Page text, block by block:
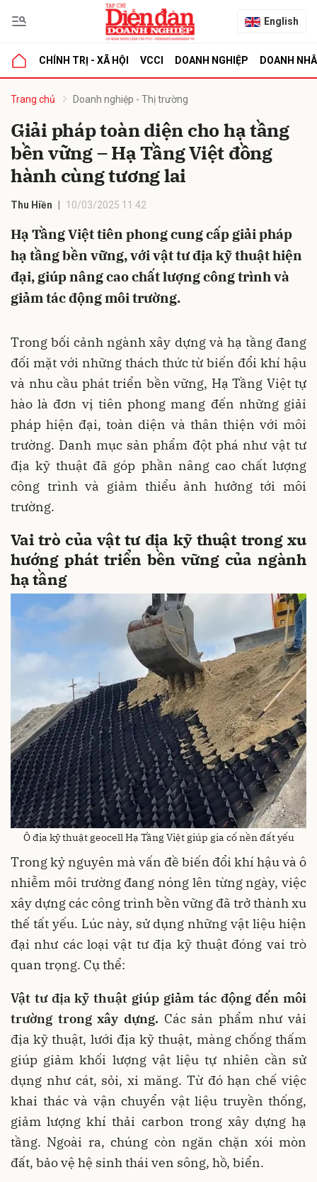
English
CHÍNH TRỊ - XÃ HỘI VCCI DOANH NGHIỆP DOANH
Trang chủ Doanh nghiệp - Thị trường
Giải pháp toàn diện cho hạ tầng
bền vững – Hạ Tầng Việt đồng
hành cùng tương lai
Thu Hiền 10/03/2025 11:42
Hạ Tầng Việt tiên phong cung cấp giải pháp
hạ tầng bền vững, với vật tư địa kỹ thuật hiện
đại, giúp nâng cao chất lượng công trình và
giảm tác động môi trường.
Trong bối cảnh ngành xây dựng và hạ tầng đang
đối mặt với những thách thức từ biến đổi khí hậu
và nhu cầu phát triển bền vững, Hạ Tầng Việt tự
hào là đơn vị tiên phong mang đến những giải
pháp hiện đại, toàn diện và thân thiện với môi
trường. Danh mục sản phẩm đột phá như vật tư
địa kỹ thuật đã góp phần nâng cao chất lượng
công trình và giảm thiểu ảnh hưởng tới môi
trường.
Vai trò của vật tư địa kỹ thuật trong xu
hướng phát triển bền vững của ngành
hạ tầng
Ô địa kỹ thuật geocell Hạ Tầng Việt giúp gia cố nền đất yếu
Trong kỷ nguyên mà vấn đề biến đổi khí hậu và ô
nhiễm môi trường đang nóng lên từng ngày, việc
xây dựng các công trình bền vững đã trở thành xu
thế tất yếu. Lúc này, sử dụng những vật liệu hiện
đại như các loại vật tư địa kỹ thuật đóng vai trò
quan trọng. Cụ thể:
Vật tư địa kỹ thuật giúp giảm tác động đến môi
trường trong xây dựng. Các sản phẩm như vải
địa kỹ thuật, lưới địa kỹ thuật, màng chống thấm
giúp giảm khối lượng vật liệu tự nhiên cần sử
dụng như cát, sỏi, xi măng. Từ đó hạn chế việc
khai thác và vận chuyển vật liệu truyền thống,
giảm lượng khí thải carbon trong xây dựng hạ
tầng. Ngoài ra, chúng còn ngăn chặn xói mòn
đất, bảo vệ hệ sinh thái ven sông, hồ, biển.
luận
Hủy